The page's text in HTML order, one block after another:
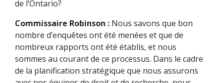
de l’Ontario?
Commissaire Robinson : Nous savons que bon
nombre d’enquêtes ont été menées et que de
nombreux rapports ont été établis, et nous
sommes au courant de ce processus. Dans le cadre
de la planification stratégique que nous assurons